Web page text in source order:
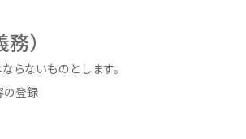
）
らないものとします。
の登録